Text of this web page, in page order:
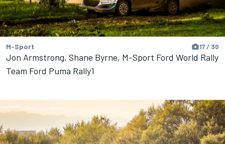
M-Sport 17 / 30
Jon Armstrong, Shane Byrne, M-Sport Ford World Rally
Team Ford Puma Rally1